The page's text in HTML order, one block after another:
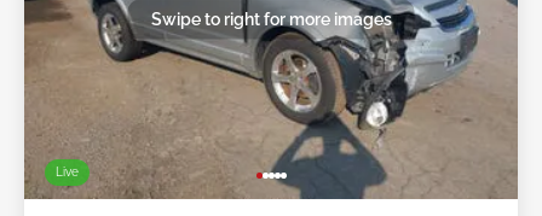
Live
Swipe to right for more images